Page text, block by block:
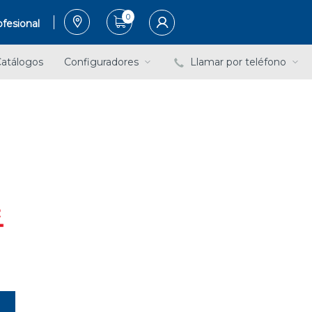
0
Configuradores Llamar por teléfono